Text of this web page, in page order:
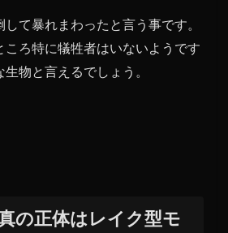
て暴れまわったと言う事です。
ころ特に犠牲者はいないようです
物と言えるでしょう。
の正体はレイク型モ